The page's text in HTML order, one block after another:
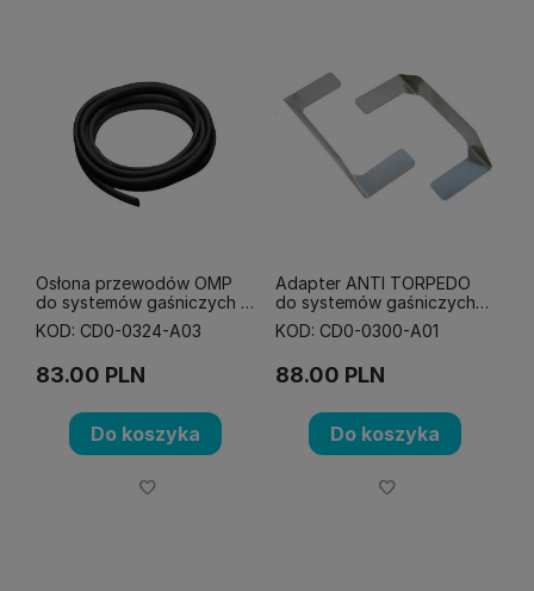
Osłona przewodów OMP
do systemów gaśniczych -
8 mm
KOD: CD0-0324-A03
83.00 PLN
Do koszyka
Adapter ANTI TORPEDO
do systemów gaśniczych
OMP CESAL3 / CEFAL3
KOD: CD0-0300-A01
88.00 PLN
Do koszyka